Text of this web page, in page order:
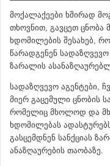
მოქალაქეები ხშირად
თხოვნით, გავცეთ ცნობა
ხდომილების შესახებ,
წარადგენენ სადაზღვევო
ზარალის
სადაზღვევო აგენტები,
მიერ გაცემული ცნობის
რომელიც მხოლოდ და
ხდომილებას
გასცემდნენ სანქციას
ანაზღაურების თაობაზე.